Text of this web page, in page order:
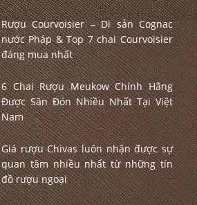
Rượu Courvoisier – Di sản Cognac
nước Pháp & Top 7 chai Courvoisier
đáng mua nhất
6 Chai Rượu Meukow Chính Hãng
Được Săn Đón Nhiều Nhất Tại Việt
Nam
Giá rượu Chivas luôn nhận được sự
quan tâm nhiều nhất từ những tín
đồ rượu ngoại